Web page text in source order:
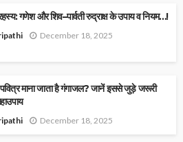
गणेश और शिव–पार्वती रुद्राक्ष के उपाय व नियम…!
December 18, 2025
माना जाता है गंगाजल? जानें इससे जुड़े जरूरी
December 18, 2025